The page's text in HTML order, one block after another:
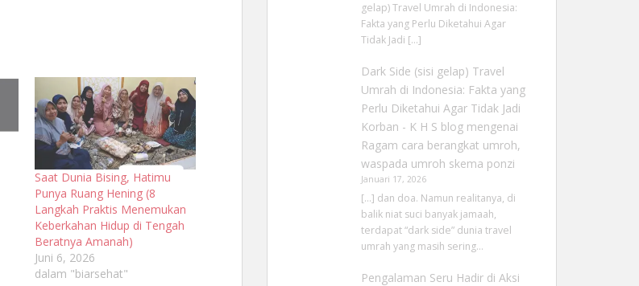
Saat Dunia Bising, Hatimu
Punya Ruang Hening (8
Langkah Praktis Menemukan
Keberkahan Hidup di Tengah
Beratnya Amanah)
Juni 6, 2026
dalam "biarsehat"
gelap) Travel Umrah di Indonesia:
Fakta yang Perlu Diketahui Agar
Tidak Jadi […]
Dark Side (sisi gelap) Travel
Umrah di Indonesia: Fakta yang
Perlu Diketahui Agar Tidak Jadi
Korban - K H S blogmengenai
Ragam cara berangkat umroh,
waspada umroh skema ponzi
Januari 17, 2026
[…] dan doa. Namun realitanya, di
balik niat suci banyak jamaah,
terdapat “dark side” dunia travel
umrah yang masih sering…
Pengalaman Seru Hadir di Aksi